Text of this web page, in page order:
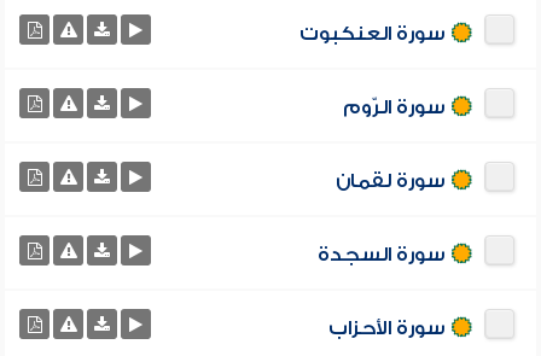
سورة العنكبوت
سورة الرّوم
سورة لقمان
سورة السجدة
سورة الأحزاب